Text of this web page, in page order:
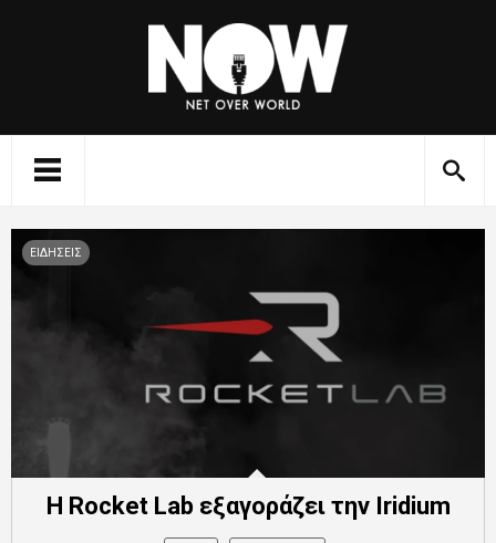
ΕΙΔΗΣΕΙΣ
Η Rocket Lab εξαγοράζει την Iridium